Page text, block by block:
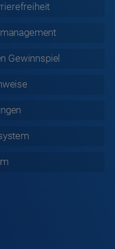
Gewinnspiel